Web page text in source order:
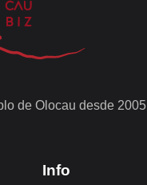
de Olocau desde 2005
Info